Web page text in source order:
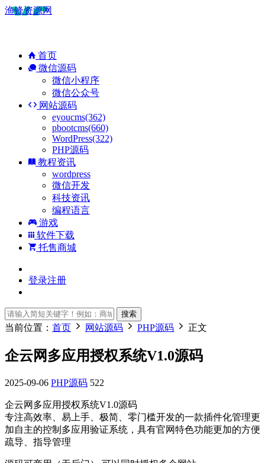
渔锋资源网
首页
微信源码
微信小程序
微信公众号
网站源码
eyoucms(362)
pbootcms(660)
WordPress(322)
PHP源码
教程资讯
wordpress
微信开发
科技资讯
编程语言
游戏
软件下载
托售商城
登录注册
搜索
当前位置： 首页 网站源码 PHP源码 正文
企云网多应用授权系统V1.0源码
2025-09-06 PHP源码 522
企云网多应用授权系统V1.0源码
专注高效率、易上手、极简、零门槛开发的一款插件化管理更
加自主的控制多应用验证系统，具有官网特色功能更加的方便
疏导、指导管理